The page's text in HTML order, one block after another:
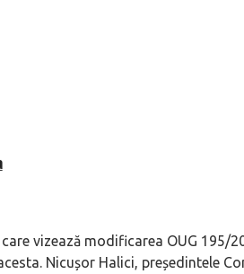
vizează modificarea OUG 195/
Nicușor Halici, președintele
noua ediție limitată Lamborghini Revuelto
Hommage